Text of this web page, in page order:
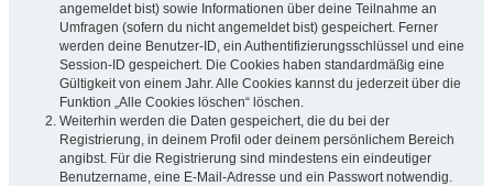
angemeldet bist) sowie Informationen über deine Teilnahme an
Umfragen (sofern du nicht angemeldet bist) gespeichert. Ferner
werden deine Benutzer-ID, ein Authentifizierungsschlüssel und eine
Session-ID gespeichert. Die Cookies haben standardmäßig eine
Gültigkeit von einem Jahr. Alle Cookies kannst du jederzeit über die
Funktion „Alle Cookies löschen“ löschen.
Weiterhin werden die Daten gespeichert, die du bei der
Registrierung, in deinem Profil oder deinem persönlichem Bereich
angibst. Für die Registrierung sind mindestens ein eindeutiger
Benutzername, eine E-Mail-Adresse und ein Passwort notwendig.